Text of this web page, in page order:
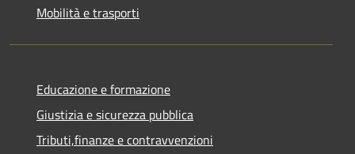
Mobilità e trasporti
Educazione e formazione
Giustizia e sicurezza pubblica
Tributi,finanze e contravvenzioni